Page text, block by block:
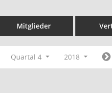
Mitglieder
Quartal 4 2018